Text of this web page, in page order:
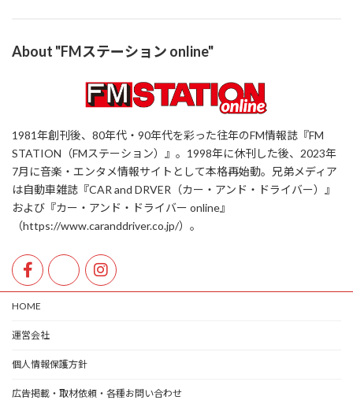
About "FMステーション online"
1981年創刊後、80年代・90年代を彩った往年のFM情報誌『FM
STATION（FMステーション）』。1998年に休刊した後、2023年
7月に音楽・エンタメ情報サイトとして本格再始動。兄弟メディア
は自動車雑誌『CAR and DRVER（カー・アンド・ドライバー）』
および『カー・アンド・ドライバー online』
（https://www.caranddriver.co.jp/）。
HOME
運営会社
個人情報保護方針
広告掲載・取材依頼・各種お問い合わせ